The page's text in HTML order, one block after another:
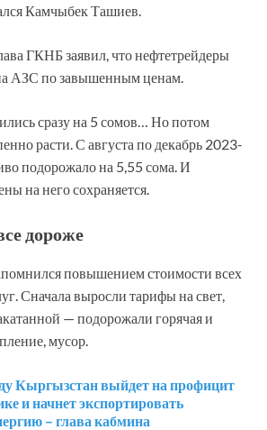
Камчыбек Ташиев.
ГКНБ заявил, что нефтетрейдеры
АЗС по завышенным ценам.
сразу на 5 сомов… Но потом
расти. С августа по декабрь 2023-
подорожало на 5,55 сома. И
на него сохраняется.
дороже
повышением стоимости всех
Сначала выросли тарифы на свет,
— подорожали горячая и
мусор.
Кыргызстан выйдет на профицит
и начнет экспортировать
– глава кабмина